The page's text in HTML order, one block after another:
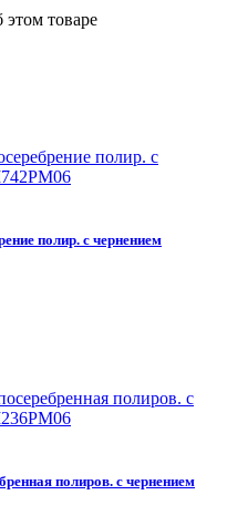
товаре
полир. с чернением
полиров. с чернением